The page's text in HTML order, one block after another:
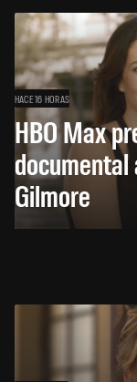
HACE 16 HORAS
HBO Max
Gilmore